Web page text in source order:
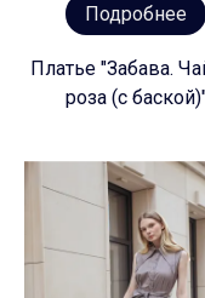
Подробнее
Платье "Забава.
роза (с